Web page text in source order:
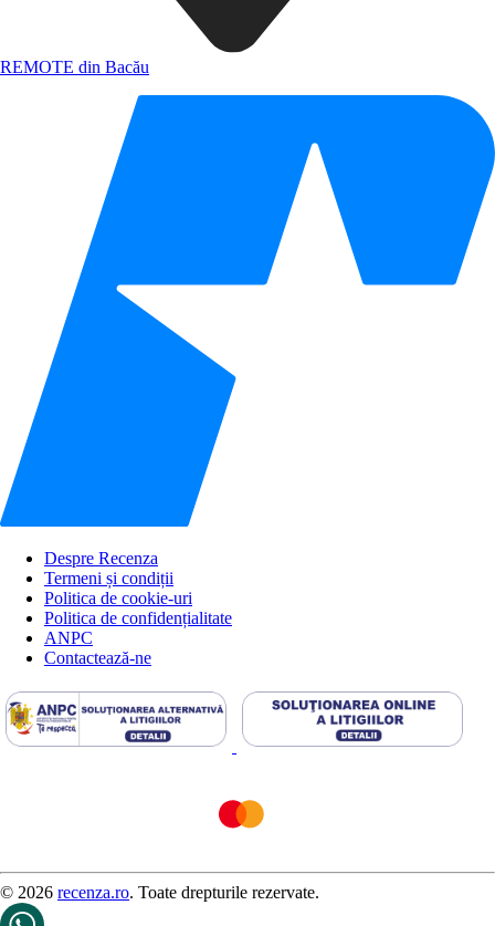
REMOTE din Bacău
Despre Recenza
Termeni și condiții
Politica de cookie-uri
Politica de confidențialitate
ANPC
Contactează-ne
© 2026 recenza.ro. Toate drepturile rezervate.